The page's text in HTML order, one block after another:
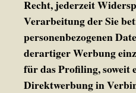
Recht, jederzeit
Verarbeitung der Sie
personenbezogenen
derartiger Werbung
für das Profiling, soweit
Direktwerbung in